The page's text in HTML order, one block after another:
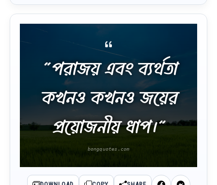
“পরাজয় এবং ব্যর্থতা
কখনও কখনও জয়ের
প্রয়োজনীয় ধাপ।”